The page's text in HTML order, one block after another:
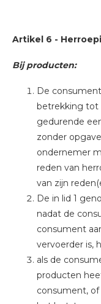
Artikel 6 -
Bij producten:
De
betrekking tot
gedurende
zonder
ondernemer
reden van
van zijn
De in lid 1
nadat de
consument
vervoerder is,
als de
producten
consument,